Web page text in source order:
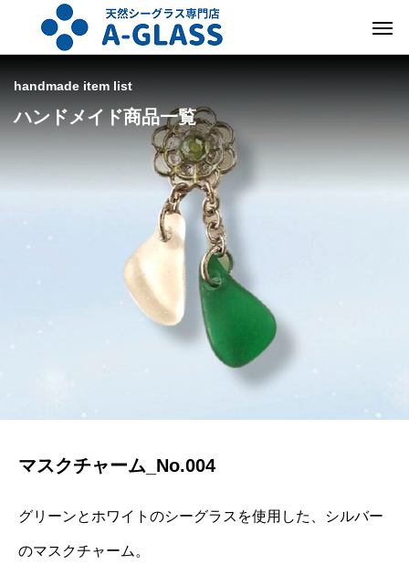
handmade item list
ハンドメイド商品一覧
マスクチャーム_No.004
グリーンとホワイトのシーグラスを使用した、シルバー
のマスクチャーム。